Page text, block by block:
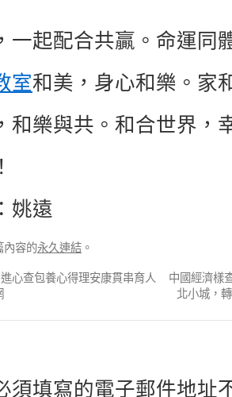
一起配合共贏。命運同
室和美，身心和樂。家
和樂與共。和合世界，
姚遠
內容的永久連結 。
心查包養心得理安康貫串育人
中國經濟樣
北小城，
須填寫的電子郵件地址